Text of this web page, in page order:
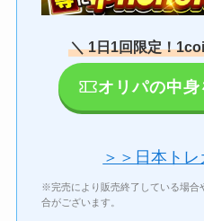
＼ 1日1回限定！
オリパの中
＞＞日本ト
※完売により販売終了している場合
合がございます。